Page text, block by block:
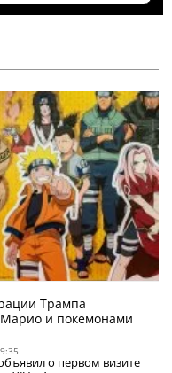
Трампа
и покемонами
о первом визите